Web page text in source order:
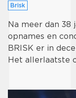
Brisk
Na meer dan 38
opnames en
BRISK er in
Het allerlaatste